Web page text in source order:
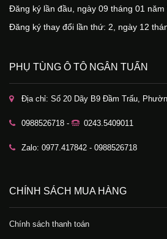
Đăng ký lần đầu, ngày 09 tháng 01 năm
Đăng ký thay đổi lần thứ: 2, ngày 12
PHỤ TÙNG Ô TÔ NGÂN TUẤN
Địa chỉ: Số 20 Dãy B9 Đầm Trấu,
0988526718 - 0243.5409011
Zalo: 0977.417842 - 0988526718
CHÍNH SÁCH MUA HÀNG
Chính sách thanh toán